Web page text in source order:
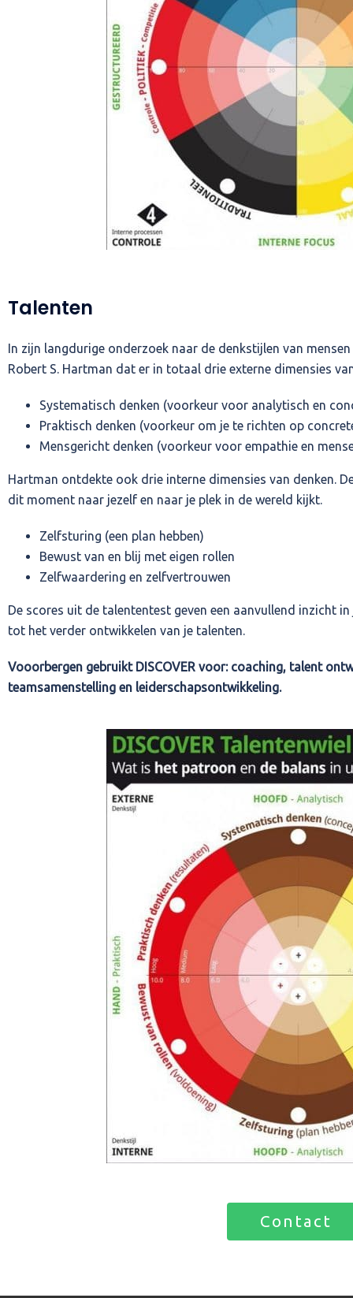
Talenten
In zijn langdurige onderzoek naar de denkstijlen van
Robert S. Hartman dat er in totaal drie externe dimensies
Systematisch denken (voorkeur voor analytisch en
Praktisch denken (voorkeur om je te richten op
Mensgericht denken (voorkeur voor empathie en
Hartman ontdekte ook drie interne dimensies van denken.
dit moment naar jezelf en naar je plek in de wereld kijkt.
Zelfsturing (een plan hebben)
Bewust van en blij met eigen rollen
Zelfwaardering en zelfvertrouwen
De scores uit de talententest geven een aanvullend inzicht
tot het verder ontwikkelen van je talenten.
Vooorbergen gebruikt DISCOVER voor: coaching, talent
teamsamenstelling en leiderschapsontwikkeling.
Contact